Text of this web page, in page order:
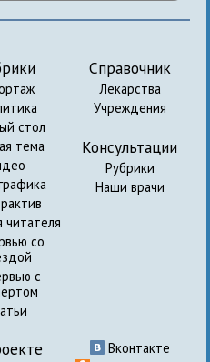
стол
тема
читателя
со
с
Справочник
Лекарства
Учреждения
Консультации
Рубрики
Наши врачи
Вконтакте